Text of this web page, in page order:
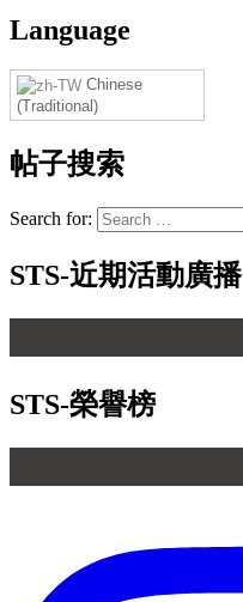
Language
Chinese
(Traditional)
帖子搜索
Search for:
STS-近期活動廣播
STS-榮譽榜